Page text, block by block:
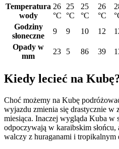
Temperatura
wody
26
°C
25
°C
25
°C
26
°C
Godziny
słoneczne
9 9 10 12
Opady w
mm
23 5 86 39
Kiedy lecieć na
Choć możemy na Kubę
wyjazdu zmienia się drastycznie w
miesiąca. Inaczej wygląda Kuba w
odpoczywają w karaibskim
walczy z huraganami i tropikalnym